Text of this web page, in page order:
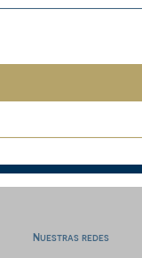
Nuestras redes